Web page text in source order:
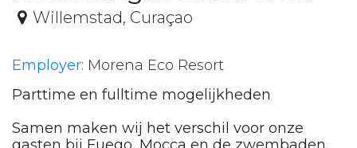
Willemstad, Curaçao
Employer: Morena Eco Resort
Parttime en fulltime mogelijkheden
Samen maken wij het verschil voor onze